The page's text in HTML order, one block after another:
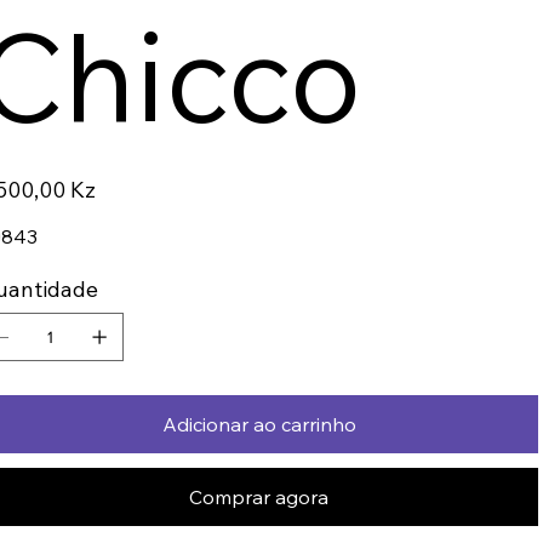
Kz
Adicionar ao carrinho
Comprar agora